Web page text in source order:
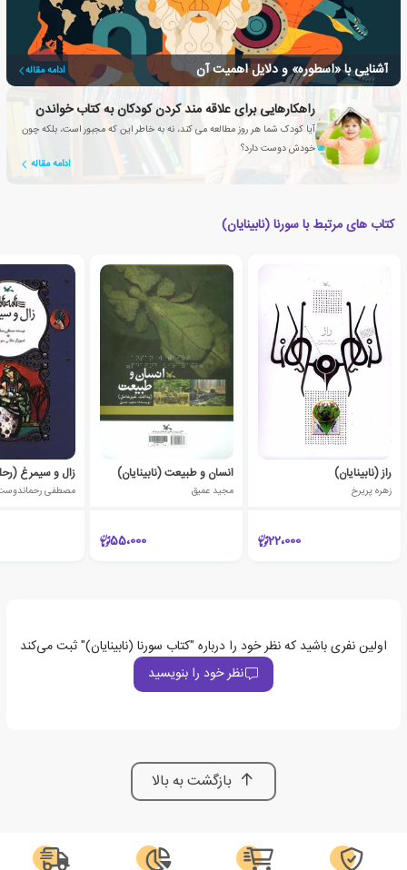
آشنایی با «اسطوره» و دلایل اهمیت آن ادامه مقاله
راهکارهایی برای علاقه مند کردن کودکان به کتاب خواندن
آیا کودک شما هر روز مطالعه می کند، نه به خاطر این که مجبور است، بلکه چون
خودش دوست دارد؟
ادامه مقاله
کتاب های مرتبط با سورنا (نابینایان)
راز (نابینایان)
زهره پریرخ
22،000
انسان و طبیعت (نابینایان)
مجید عمیق
55،000
زال و سیمرغ
مصطفی
اولین نفری باشید که نظر خود را درباره "کتاب سورنا (نابینایان)" ثبت می‌کند
نظر خود را بنویسید
بازگشت به بالا